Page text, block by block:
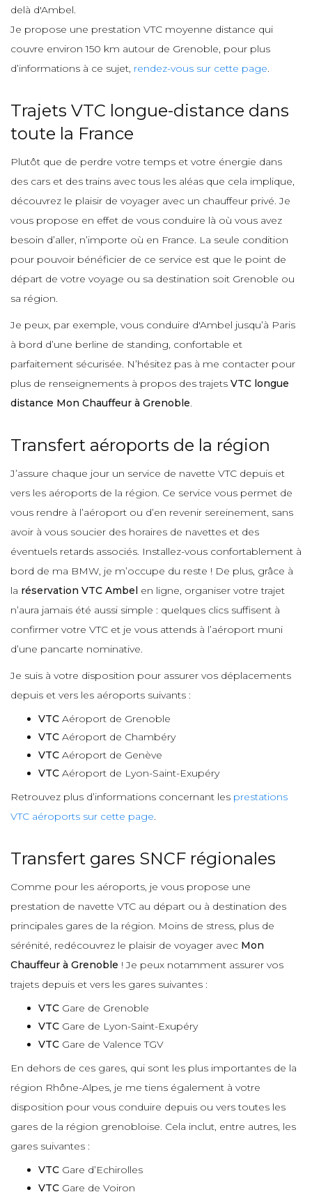
delà d'Ambel.
Je propose une prestation VTC moyenne distance qui
couvre environ 150 km autour de Grenoble, pour plus
d’informations à ce sujet, rendez-vous sur cette page.
Trajets VTC longue-distance dans
toute la France
Plutôt que de perdre votre temps et votre énergie dans
des cars et des trains avec tous les aléas que cela implique,
découvrez le plaisir de voyager avec un chauffeur privé. Je
vous propose en effet de vous conduire là où vous avez
besoin d’aller, n’importe où en France. La seule condition
pour pouvoir bénéficier de ce service est que le point de
départ de votre voyage ou sa destination soit Grenoble ou
sa région.
Je peux, par exemple, vous conduire d'Ambel jusqu’à Paris
à bord d’une berline de standing, confortable et
parfaitement sécurisée. N’hésitez pas à me contacter pour
plus de renseignements à propos des trajets VTC longue
distance Mon Chauffeur à Grenoble.
Transfert aéroports de la région
J’assure chaque jour un service de navette VTC depuis et
vers les aéroports de la région. Ce service vous permet de
vous rendre à l’aéroport ou d’en revenir sereinement, sans
avoir à vous soucier des horaires de navettes et des
éventuels retards associés. Installez-vous confortablement à
bord de ma BMW, je m’occupe du reste ! De plus, grâce à
la réservation VTC Ambel en ligne, organiser votre trajet
n’aura jamais été aussi simple : quelques clics suffisent à
confirmer votre VTC et je vous attends à l’aéroport muni
d’une pancarte nominative.
Je suis à votre disposition pour assurer vos déplacements
depuis et vers les aéroports suivants :
VTC Aéroport de Grenoble
VTC Aéroport de Chambéry
VTC Aéroport de Genève
VTC Aéroport de Lyon-Saint-Exupéry
Retrouvez plus d’informations concernant les prestations
VTC aéroports sur cette page.
Transfert gares SNCF régionales
Comme pour les aéroports, je vous propose une
prestation de navette VTC au départ ou à destination des
principales gares de la région. Moins de stress, plus de
sérénité, redécouvrez le plaisir de voyager avec Mon
Chauffeur à Grenoble ! Je peux notamment assurer vos
trajets depuis et vers les gares suivantes :
VTC Gare de Grenoble
VTC Gare de Lyon-Saint-Exupéry
VTC Gare de Valence TGV
En dehors de ces gares, qui sont les plus importantes de la
région Rhône-Alpes, je me tiens également à votre
disposition pour vous conduire depuis ou vers toutes les
gares de la région grenobloise. Cela inclut, entre autres, les
gares suivantes :
VTC Gare d’Echirolles
VTC Gare de Voiron